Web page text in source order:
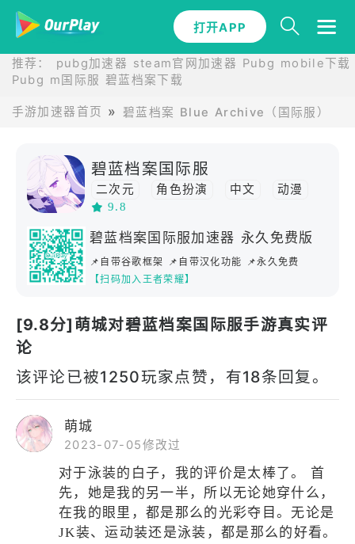
打开APP
推荐： pubg加速器 steam官网加速器 Pubg mobile下载
Pubg m国际服 碧蓝档案下载
手游加速器首页 碧蓝档案 Blue Archive（国际服）的
碧蓝档案国际服
二次元 角色扮演 中文
动漫
日系
9.8
碧蓝档案国际服加速器 永久免费版
📌自带谷歌框架 📌自带汉化功能 📌永久免费
【扫码加入王者荣耀】
[9.8分]萌城对碧蓝档案国际服手游真实评
论
该评论已被1250玩家点赞，有18条回复。
萌城
2023-07-05修改过
对于泳装的白子，我的评价是太棒了。 首
先，她是我的另一半，所以无论她穿什么，
在我的眼里，都是那么的光彩夺目。无论是
JK装、运动装还是泳装，都是那么的好看。